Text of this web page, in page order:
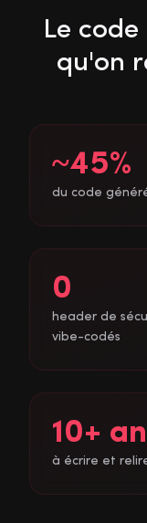
Le
qu'on
~45%
du code
0
header de
vibe-codés
10+
à écrire et